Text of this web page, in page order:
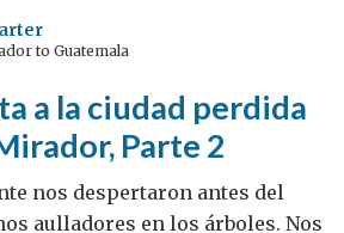
to Guatemala
a la ciudad perdida
Parte 2
nos despertaron antes del
aulladores en los árboles. Nos